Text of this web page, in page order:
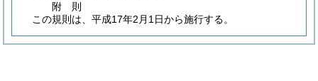
附 則
この規則は、平成17年2月1日から施行する。